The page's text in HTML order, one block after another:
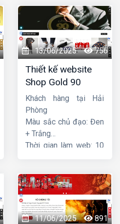
13/06/2025 756
Thiết kế website
Shop Gold 90
Khách hàng tại Hải
Phòng
Màu sắc chủ đạo: Đen
+ Trắng
Thời gian làm web: 10
11/06/2025 891